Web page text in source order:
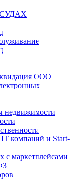
ООО
недвижимости
компаний и Start-
с маркетплейсами